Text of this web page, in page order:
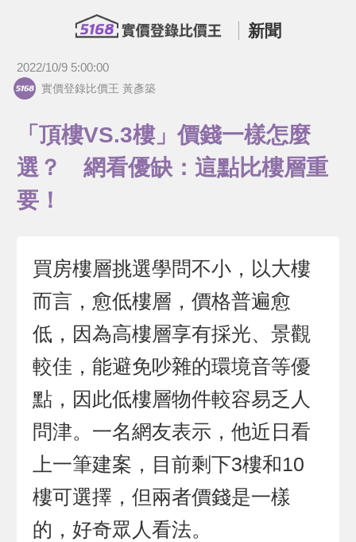
新聞
2022/10/9 5:00:00
實價登錄比價王 黃彥築
「頂樓VS.3樓」價錢一樣怎麼
選？ 網看優缺：這點比樓層重
要！
買房樓層挑選學問不小，以大樓
而言，愈低樓層，價格普遍愈
低，因為高樓層享有採光、景觀
較佳，能避免吵雜的環境音等優
點，因此低樓層物件較容易乏人
問津。一名網友表示，他近日看
上一筆建案，目前剩下3樓和10
樓可選擇，但兩者價錢是一樣
的，好奇眾人看法。